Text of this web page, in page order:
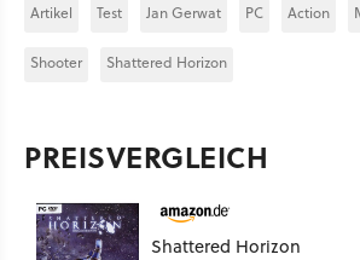
Artikel Test Jan Gerwat PC Action
Shooter Shattered Horizon
PREISVERGLEICH
Shattered Horizon